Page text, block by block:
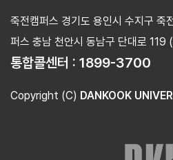
죽전캠퍼스 경기도 용인시 수지구
퍼스 충남 천안시 동남구 단대로 119
통합콜센터 : 1899-3700
Copyright (C) DANKOOK